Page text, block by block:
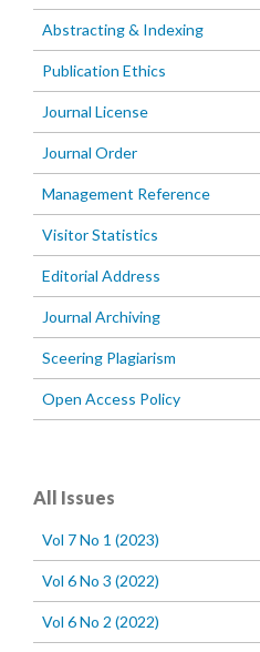
Abstracting & Indexing
Publication Ethics
Journal License
Journal Order
Management Reference
Visitor Statistics
Editorial Address
Journal Archiving
Sceering Plagiarism
Open Access Policy
All Issues
Vol 7 No 1 (2023)
Vol 6 No 3 (2022)
Vol 6 No 2 (2022)